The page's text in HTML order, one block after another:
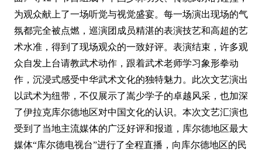
为观众献上了一场听觉与视觉盛宴。每一场演出现场的气
氛都完全被点燃，巡演团成员精湛的表演技艺和高超的艺
术水准，得到了现场观众的一致好评。表演结束，许多观
众自发上台请教武术动作，跟着武术老师学习象形拳动
作，沉浸式感受中华武术文化的独特魅力。此次文艺演出
以武术为纽带，不仅展示了嵩少学子的卓越风采，也加深
了伊拉克库尔德地区对中国文化的认识。本次文艺汇演也
受到了当地主流媒体的广泛好评和报道，库尔德地区最大
媒体“库尔德电视台”进行了全程直播，向库尔德地区的民